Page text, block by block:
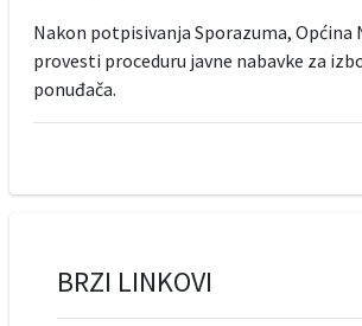
Nakon potpisivanja Sporazuma, Općina
provesti proceduru javne nabavke za
ponuđača.
BRZI LINKOVI